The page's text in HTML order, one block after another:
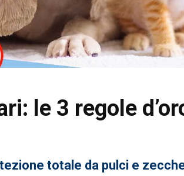
le 3 regole
totale da pulci e